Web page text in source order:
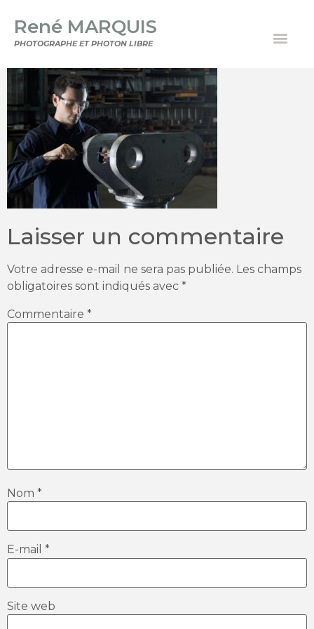
René MARQUIS
PHOTOGRAPHE ET PHOTON LIBRE
Laisser un commentaire
Votre adresse e-mail ne sera pas publiée. Les champs
obligatoires sont indiqués avec *
Commentaire *
Nom *
E-mail *
Site web